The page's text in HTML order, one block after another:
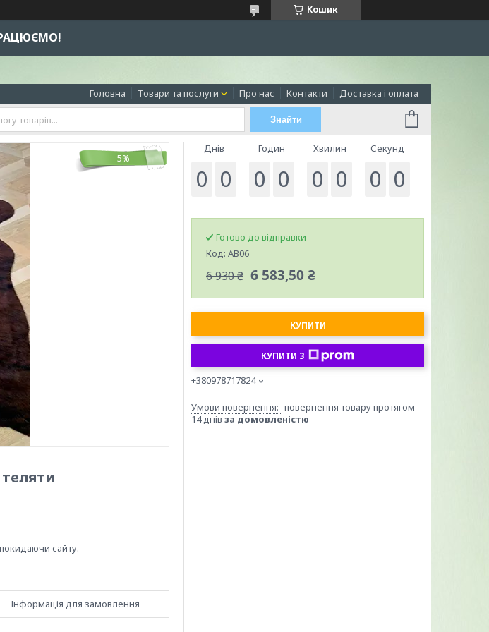
Кошик
Головна Товари та послуги Про нас Контакти Доставка і оплата
Знайти
–5%
сайту.
Інформація для замовлення
Днів
0 0
Годин
0 0
Хвилин
0 0
Секунд
0 0
Готово до відправки
Код: АВ06
6 930 ₴ 6 583,50 ₴
КУПИТИ
КУПИТИ З
+380978717824
повернення товару протягом
14 днів за домовленістю